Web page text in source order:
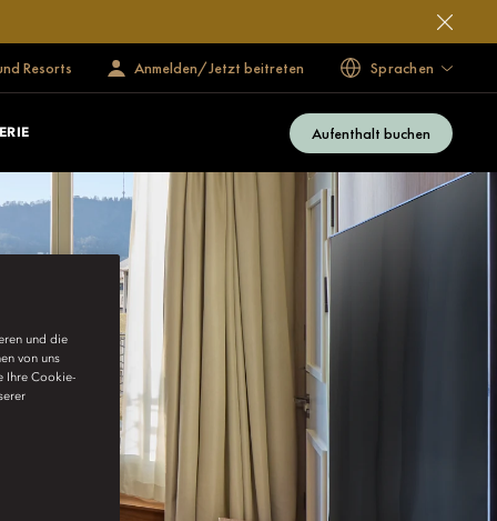
Resorts Anmelden/Jetzt beitreten Sprachen
Aufenthalt buchen
und die
von uns
Ihre Cookie-